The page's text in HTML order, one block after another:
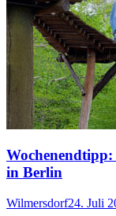
in Berlin
Wilmersdorf24. Juli